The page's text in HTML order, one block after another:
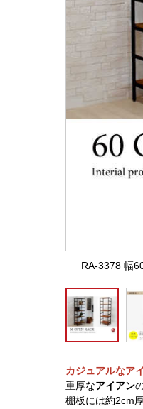
RA-3378 幅
カジュアルなア
重厚なアイアン
棚板には約2cm